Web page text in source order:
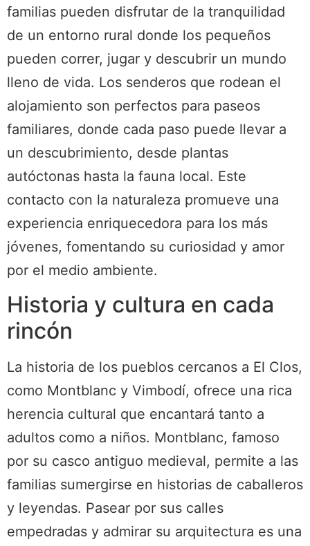
familias pueden disfrutar de la tranquilidad
de un entorno rural donde los pequeños
pueden correr, jugar y descubrir un mundo
lleno de vida. Los senderos que rodean el
alojamiento son perfectos para paseos
familiares, donde cada paso puede llevar a
un descubrimiento, desde plantas
autóctonas hasta la fauna local. Este
contacto con la naturaleza promueve una
experiencia enriquecedora para los más
jóvenes, fomentando su curiosidad y amor
por el medio ambiente.
Historia y cultura en cada
rincón
La historia de los pueblos cercanos a El Clos,
como Montblanc y Vimbodí, ofrece una rica
herencia cultural que encantará tanto a
adultos como a niños. Montblanc, famoso
por su casco antiguo medieval, permite a las
familias sumergirse en historias de caballeros
y leyendas. Pasear por sus calles
empedradas y admirar su arquitectura es una